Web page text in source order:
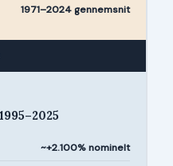
1971–2024 gennemsnit
~+2.100% nominelt